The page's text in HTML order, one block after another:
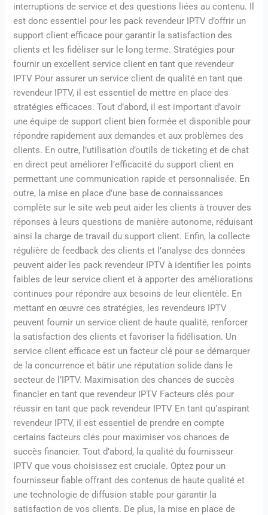
interruptions de service et des questions liées au contenu. Il
est donc essentiel pour les pack revendeur IPTV d’offrir un
support client efficace pour garantir la satisfaction des
clients et les fidéliser sur le long terme. Stratégies pour
fournir un excellent service client en tant que revendeur
IPTV Pour assurer un service client de qualité en tant que
revendeur IPTV, il est essentiel de mettre en place des
stratégies efficaces. Tout d’abord, il est important d’avoir
une équipe de support client bien formée et disponible pour
répondre rapidement aux demandes et aux problèmes des
clients. En outre, l’utilisation d’outils de ticketing et de chat
en direct peut améliorer l’efficacité du support client en
permettant une communication rapide et personnalisée. En
outre, la mise en place d’une base de connaissances
complète sur le site web peut aider les clients à trouver des
réponses à leurs questions de manière autonome, réduisant
ainsi la charge de travail du support client. Enfin, la collecte
régulière de feedback des clients et l’analyse des données
peuvent aider les pack revendeur IPTV à identifier les points
faibles de leur service client et à apporter des améliorations
continues pour répondre aux besoins de leur clientèle. En
mettant en œuvre ces stratégies, les revendeurs IPTV
peuvent fournir un service client de haute qualité, renforcer
la satisfaction des clients et favoriser la fidélisation. Un
service client efficace est un facteur clé pour se démarquer
de la concurrence et bâtir une réputation solide dans le
secteur de l’IPTV. Maximisation des chances de succès
financier en tant que revendeur IPTV Facteurs clés pour
réussir en tant que pack revendeur IPTV En tant qu’aspirant
revendeur IPTV, il est essentiel de prendre en compte
certains facteurs clés pour maximiser vos chances de
succès financier. Tout d’abord, la qualité du fournisseur
IPTV que vous choisissez est cruciale. Optez pour un
fournisseur fiable offrant des contenus de haute qualité et
une technologie de diffusion stable pour garantir la
satisfaction de vos clients. De plus, la mise en place de